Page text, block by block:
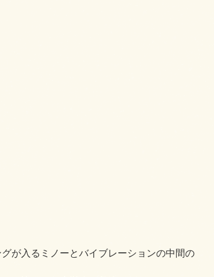
が入るミノーとバイブレーションの中間の